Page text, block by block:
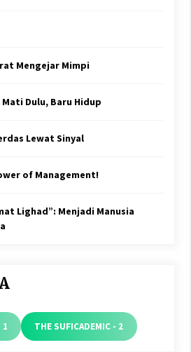
Mengejar Mimpi
Dulu, Baru Hidup
Lewat Sinyal
of Management!
Lighad”: Menjadi Manusia
1 THE SUFICADEMIC - 2